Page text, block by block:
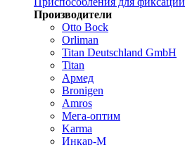
Производители
Otto Bock
Orliman
Titan Deutschland GmbH
Titan
Армед
Bronigen
Amros
Мега-оптим
Karma
Инкар-М